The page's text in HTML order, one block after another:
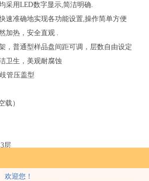
欢迎您！
采用LED数字显示,简洁明确.
速准确地实现各功能设置,操作简单方便
加热，安全直观 .
，普通型样品盘间距可调，层数自由设定
卫生，美观耐腐蚀
管压盖型
）
层